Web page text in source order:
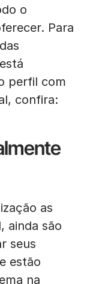
o
Para
perfil com
confira:
as
ainda são
seus
estão
na